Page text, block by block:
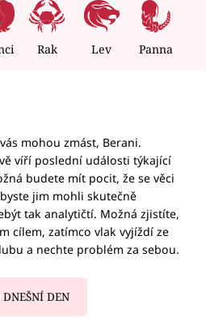
Rak Lev Panna
mohou zmást, Berani.
víří poslední události týkající
budete mít pocit, že se věci
jim mohli skutečně
tak analytičtí. Možná zjistíte,
cílem, zatímco vlak vyjíždí ze
a nechte problém za sebou.
DNEŠNÍ DEN